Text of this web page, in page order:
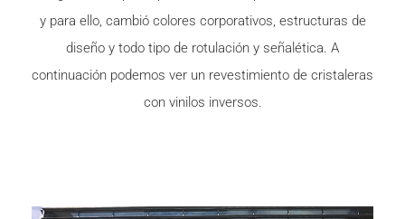
y para ello, cambió colores corporativos, estructuras de
diseño y todo tipo de rotulación y señalética. A
continuación podemos ver un revestimiento de cristaleras
con vinilos inversos.